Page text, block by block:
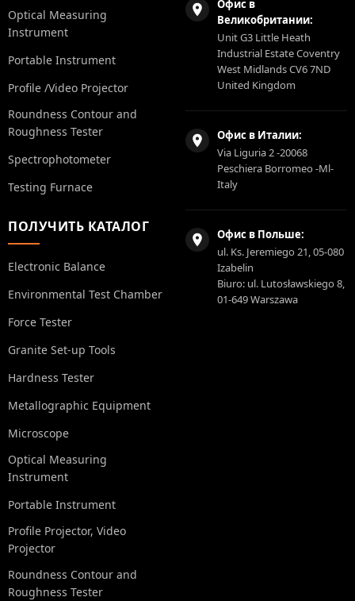
Optical Measuring
Instrument
Portable Instrument
Profile /Video Projector
Roundness Contour and
Roughness Tester
Spectrophotometer
Testing Furnace
ПОЛУЧИТЬ КАТАЛОГ
Electronic Balance
Environmental Test Chamber
Force Tester
Granite Set-up Tools
Hardness Tester
Metallographic Equipment
Microscope
Optical Measuring
Instrument
Portable Instrument
Profile Projector, Video
Projector
Roundness Contour and
Roughness Tester
Офис в
Великобритании:
Unit G3 Little Heath
Industrial Estate Coventry
West Midlands CV6 7ND
United Kingdom
Офис в Италии:
Via Liguria 2 -20068
Peschiera Borromeo -Ml-
Italy
Офис в Польше:
ul. Ks. Jeremiego 21, 05-080
Izabelin
Biuro: ul. Lutosławskiego 8,
01-649 Warszawa